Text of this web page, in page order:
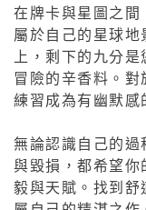
在牌卡與星圖之間
屬於自己的星球地
上，剩下的九分
冒險的辛香料。對
練習成為有幽默感
無論認識自己的過
與毀損，都希望你
毅與天賦。找到舒